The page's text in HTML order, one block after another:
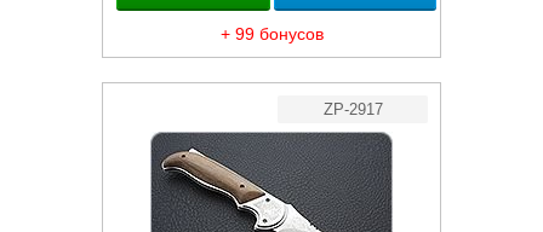
+ 99 бонусов
ZP-2917